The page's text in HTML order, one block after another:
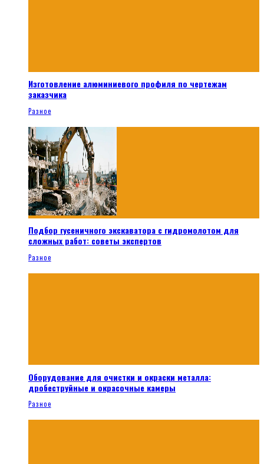
Изготовление алюминиевого профиля по чертежам
заказчика
Разное
Подбор гусеничного экскаватора с гидромолотом для
сложных работ: советы экспертов
Разное
Оборудование для очистки и окраски металла:
дробеструйные и окрасочные камеры
Разное